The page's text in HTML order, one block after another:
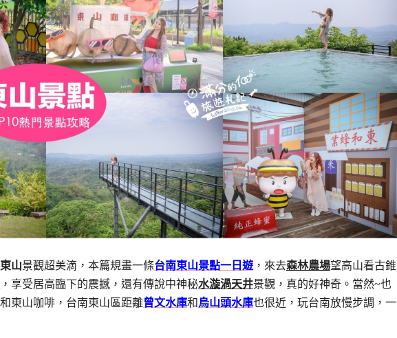
山景觀超美滴，本篇規畫一條台南東山景點一日遊，來去森林農場望高山看古錐
，享受居高臨下的震撼，還有傳說中神秘水漩渦天井景觀，真的好神奇。當然~也
東山咖啡，台南東山區距離曾文水庫和烏山頭水庫也很近，玩台南放慢步調，一